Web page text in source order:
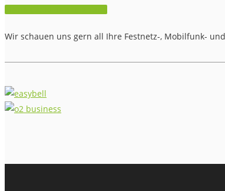
Wir schauen uns gern all Ihre Festnetz-, Mobilfunk-